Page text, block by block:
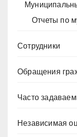
Отчеты по
Сотрудники
Обращения
Часто
Независимая